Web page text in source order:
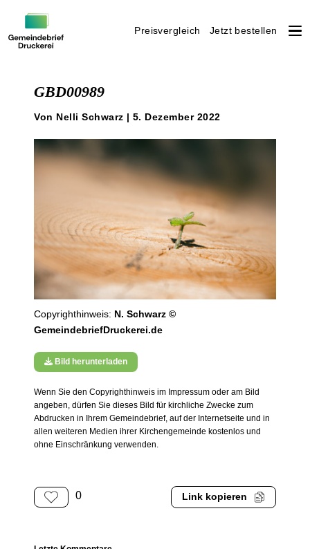
Preisvergleich Jetzt bestellen
GBD00989
Von Nelli Schwarz | 5. Dezember 2022
Copyrighthinweis: N. Schwarz ©
GemeindebriefDruckerei.de
Bild herunterladen
Wenn Sie den Copyrighthinweis im Impressum oder am Bild
angeben, dürfen Sie dieses Bild für kirchliche Zwecke zum
Abdrucken in Ihrem Gemeindebrief, auf der Internetseite und in
allen weiteren Medien ihrer Kirchengemeinde kostenlos und
ohne Einschränkung verwenden.
0 Link kopieren